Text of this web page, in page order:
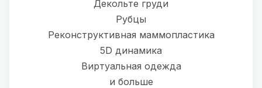
Декольте груди
Рубцы
Реконструктивная маммопластика
5D динамика
Виртуальная одежда
и больше